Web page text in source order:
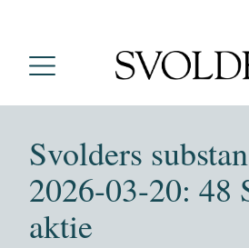
Svolders
2026-03-20: 48
aktie